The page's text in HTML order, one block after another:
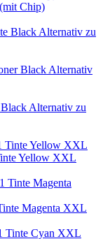
Chip)
Alternativ zu
Alternativ
Alternativ zu
Yellow XXL
Magenta XXL